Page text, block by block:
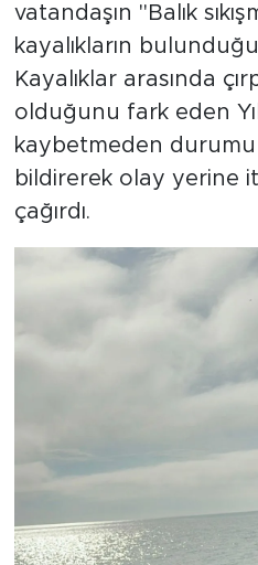
vatandaşın "Balık
kayalıkların
Kayalıklar arasında
olduğunu fark eden
kaybetmeden
bildirerek olay yerine
çağırdı.